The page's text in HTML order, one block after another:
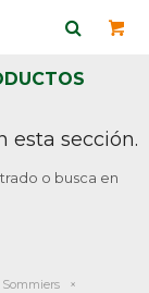
esta sección.
o busca en